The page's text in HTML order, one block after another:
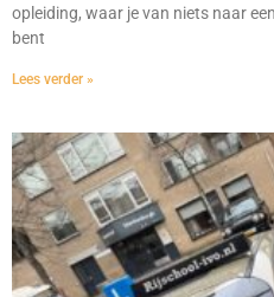
opleiding, waar je van niets naar
bent
Lees verder »